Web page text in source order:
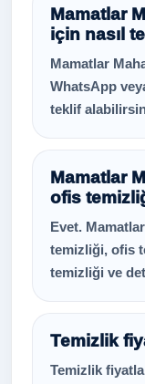
Mamatlar
için nasıl
Mamatlar
WhatsApp
teklif
Mamatlar
ofis
Evet.
temizliği, ofis
temizliği ve
Temizlik
Temizlik